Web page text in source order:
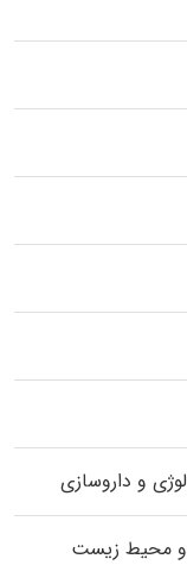
و داروسازی
و محیط زیست